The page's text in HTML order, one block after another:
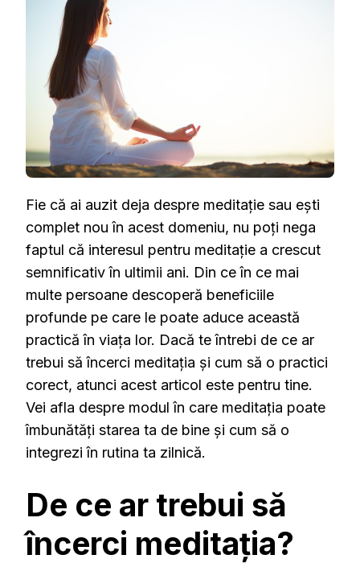
Fie că ai auzit deja despre meditație sau ești
complet nou în acest domeniu, nu poți nega
faptul că interesul pentru meditație a crescut
semnificativ în ultimii ani. Din ce în ce mai
multe persoane descoperă beneficiile
profunde pe care le poate aduce această
practică în viața lor. Dacă te întrebi de ce ar
trebui să încerci meditația și cum să o practici
corect, atunci acest articol este pentru tine.
Vei afla despre modul în care meditația poate
îmbunătăți starea ta de bine și cum să o
integrezi în rutina ta zilnică.
De ce ar trebui să
încerci meditația?